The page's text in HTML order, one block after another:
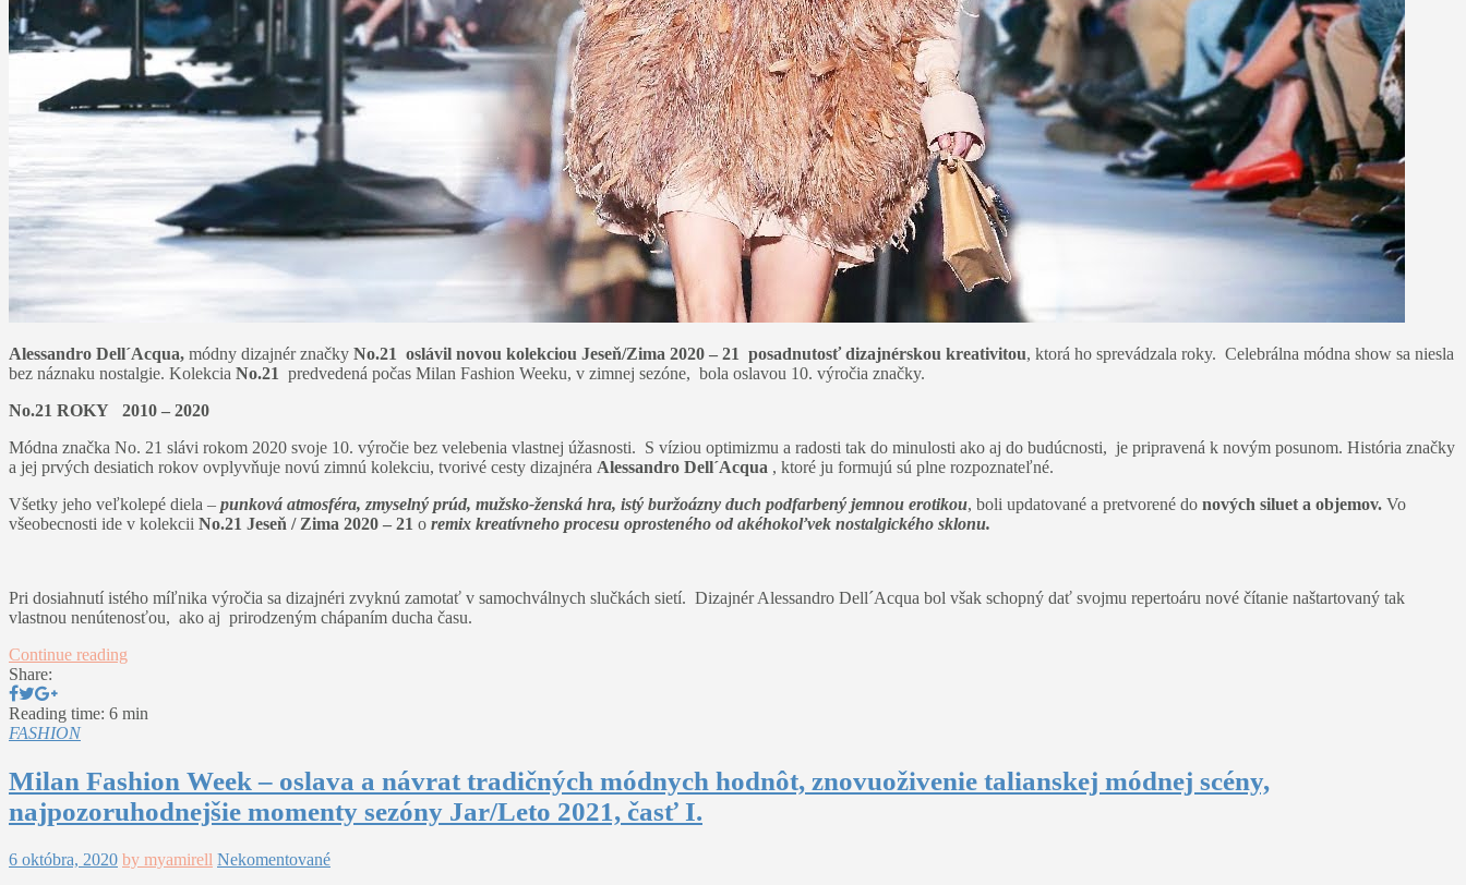
Alessandro Dell´Acqua, módny dizajnér značky No.21 oslávil novou kolekciou Jeseň/Zima 2020 – 21 posadnutosť dizajnérskou kreativitou, ktorá ho sprevádzala roky. Celebrálna módna show sa niesla
bez náznaku nostalgie. Kolekcia No.21 predvedená počas Milan Fashion Weeku, v zimnej sezóne, bola oslavou 10. výročia značky.
No.21 ROKY 2010 – 2020
Módna značka No. 21 slávi rokom 2020 svoje 10. výročie bez velebenia vlastnej úžasnosti. S víziou optimizmu a radosti tak do minulosti ako aj do budúcnosti, je pripravená k novým posunom. História značky
a jej prvých desiatich rokov ovplyvňuje novú zimnú kolekciu, tvorivé cesty dizajnéra Alessandro Dell´Acqua , ktoré ju formujú sú plne rozpoznateľné.
Všetky jeho veľkolepé diela – punková atmosféra, zmyselný prúd, mužsko-ženská hra, istý buržoázny duch podfarbený jemnou erotikou, boli updatované a pretvorené do nových siluet a objemov. Vo
všeobecnosti ide v kolekcii No.21 Jeseň / Zima 2020 – 21 o remix kreatívneho procesu oprosteného od akéhokoľvek nostalgického sklonu.
Pri dosiahnutí istého míľnika výročia sa dizajnéri zvyknú zamotať v samochválnych slučkách sietí. Dizajnér Alessandro Dell´Acqua bol však schopný dať svojmu repertoáru nové čítanie naštartovaný tak
vlastnou nenútenosťou, ako aj prirodzeným chápaním ducha času.
Continue reading
Share:
Reading time: 6 min
FASHION
Milan Fashion Week – oslava a návrat tradičných módnych hodnôt, znovuoživenie talianskej módnej scény,
najpozoruhodnejšie momenty sezóny Jar/Leto 2021, časť I.
6 októbra, 2020 by myamirell Nekomentované